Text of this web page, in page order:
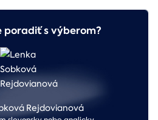
poradiť s výberom?
Rejdovianová